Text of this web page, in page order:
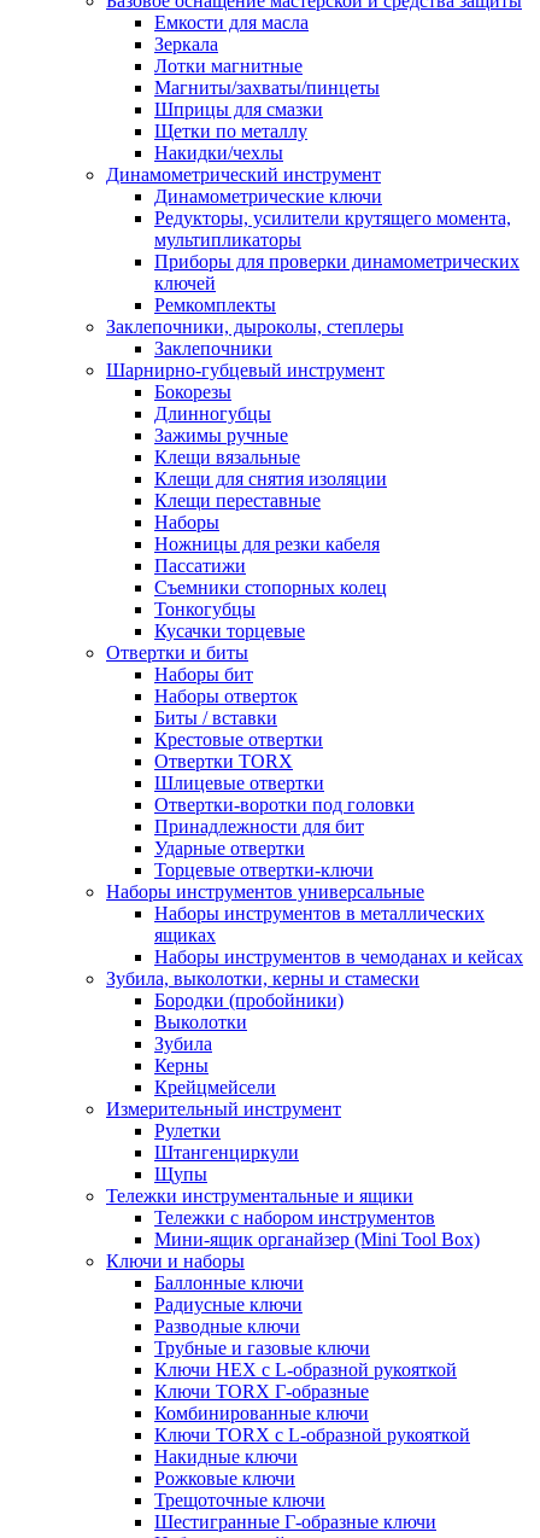
Емкости для масла
Зеркала
Лотки магнитные
Магниты/захваты/пинцеты
Шприцы для смазки
Щетки по металлу
Накидки/чехлы
Динамометрический инструмент
Динамометрические ключи
Редукторы, усилители крутящего момента,
мультипликаторы
Приборы для проверки динамометрических
ключей
Ремкомплекты
Заклепочники, дыроколы, степлеры
Заклепочники
Шарнирно-губцевый инструмент
Бокорезы
Длинногубцы
Зажимы ручные
Клещи вязальные
Клещи для снятия изоляции
Клещи переставные
Наборы
Ножницы для резки кабеля
Пассатижи
Съемники стопорных колец
Тонкогубцы
Кусачки торцевые
Отвертки и биты
Наборы бит
Наборы отверток
Биты / вставки
Крестовые отвертки
Отвертки TORX
Шлицевые отвертки
Отвертки-воротки под головки
Принадлежности для бит
Ударные отвертки
Торцевые отвертки-ключи
Наборы инструментов универсальные
Наборы инструментов в металлических
ящиках
Наборы инструментов в чемоданах и кейсах
Зубила, выколотки, керны и стамески
Бородки (пробойники)
Выколотки
Зубила
Керны
Крейцмейсели
Измерительный инструмент
Рулетки
Штангенциркули
Щупы
Тележки инструментальные и ящики
Тележки с набором инструментов
Мини-ящик органайзер (Mini Tool Box)
Ключи и наборы
Баллонные ключи
Радиусные ключи
Разводные ключи
Трубные и газовые ключи
Ключи HEX с L-образной рукояткой
Ключи TORX Г-образные
Комбинированные ключи
Ключи TORX с L-образной рукояткой
Накидные ключи
Рожковые ключи
Трещоточные ключи
Шестигранные Г-образные ключи